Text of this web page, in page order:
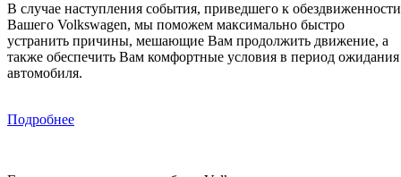
В случае наступления события, приведшего к обездвиженности
Вашего Volkswagen, мы поможем максимально быстро
устранить причины, мешающие Вам продолжить движение, а
также обеспечить Вам комфортные условия в период ожидания
автомобиля.
Подробнее